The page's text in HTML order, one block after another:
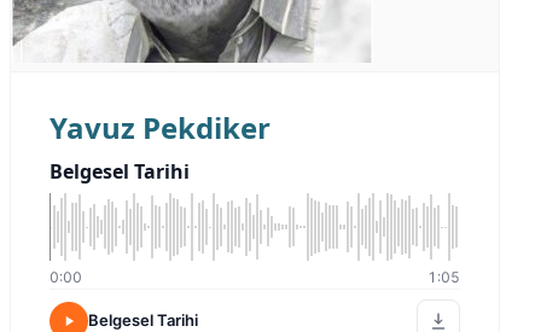
Yavuz Pekdiker
Belgesel Tarihi
0:00 1:05
Belgesel Tarihi